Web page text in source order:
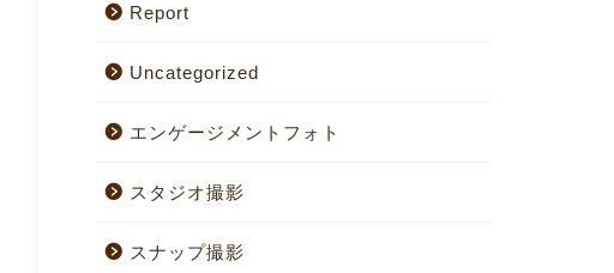
Report
Uncategorized
エンゲージメントフォト
スタジオ撮影
スナップ撮影